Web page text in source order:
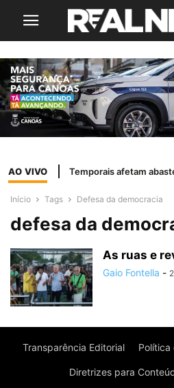
AO VIVO
Início Tags Defesa da democracia
defesa da
As ruas e
Gaio Fontella -
Transparência Editorial
Diretrizes para